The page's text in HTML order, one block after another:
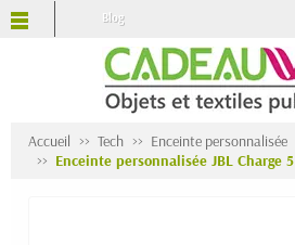
Blog
Accueil Tech
Enceinte personnalisée
Enceinte personnalisée JBL Charge 5